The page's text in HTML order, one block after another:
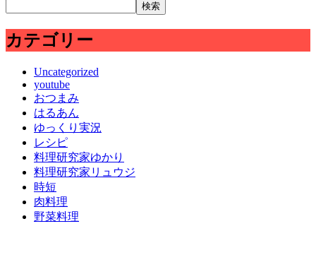
検索
カテゴリー
Uncategorized
youtube
おつまみ
はるあん
ゆっくり実況
レシピ
料理研究家ゆかり
料理研究家リュウジ
時短
肉料理
野菜料理